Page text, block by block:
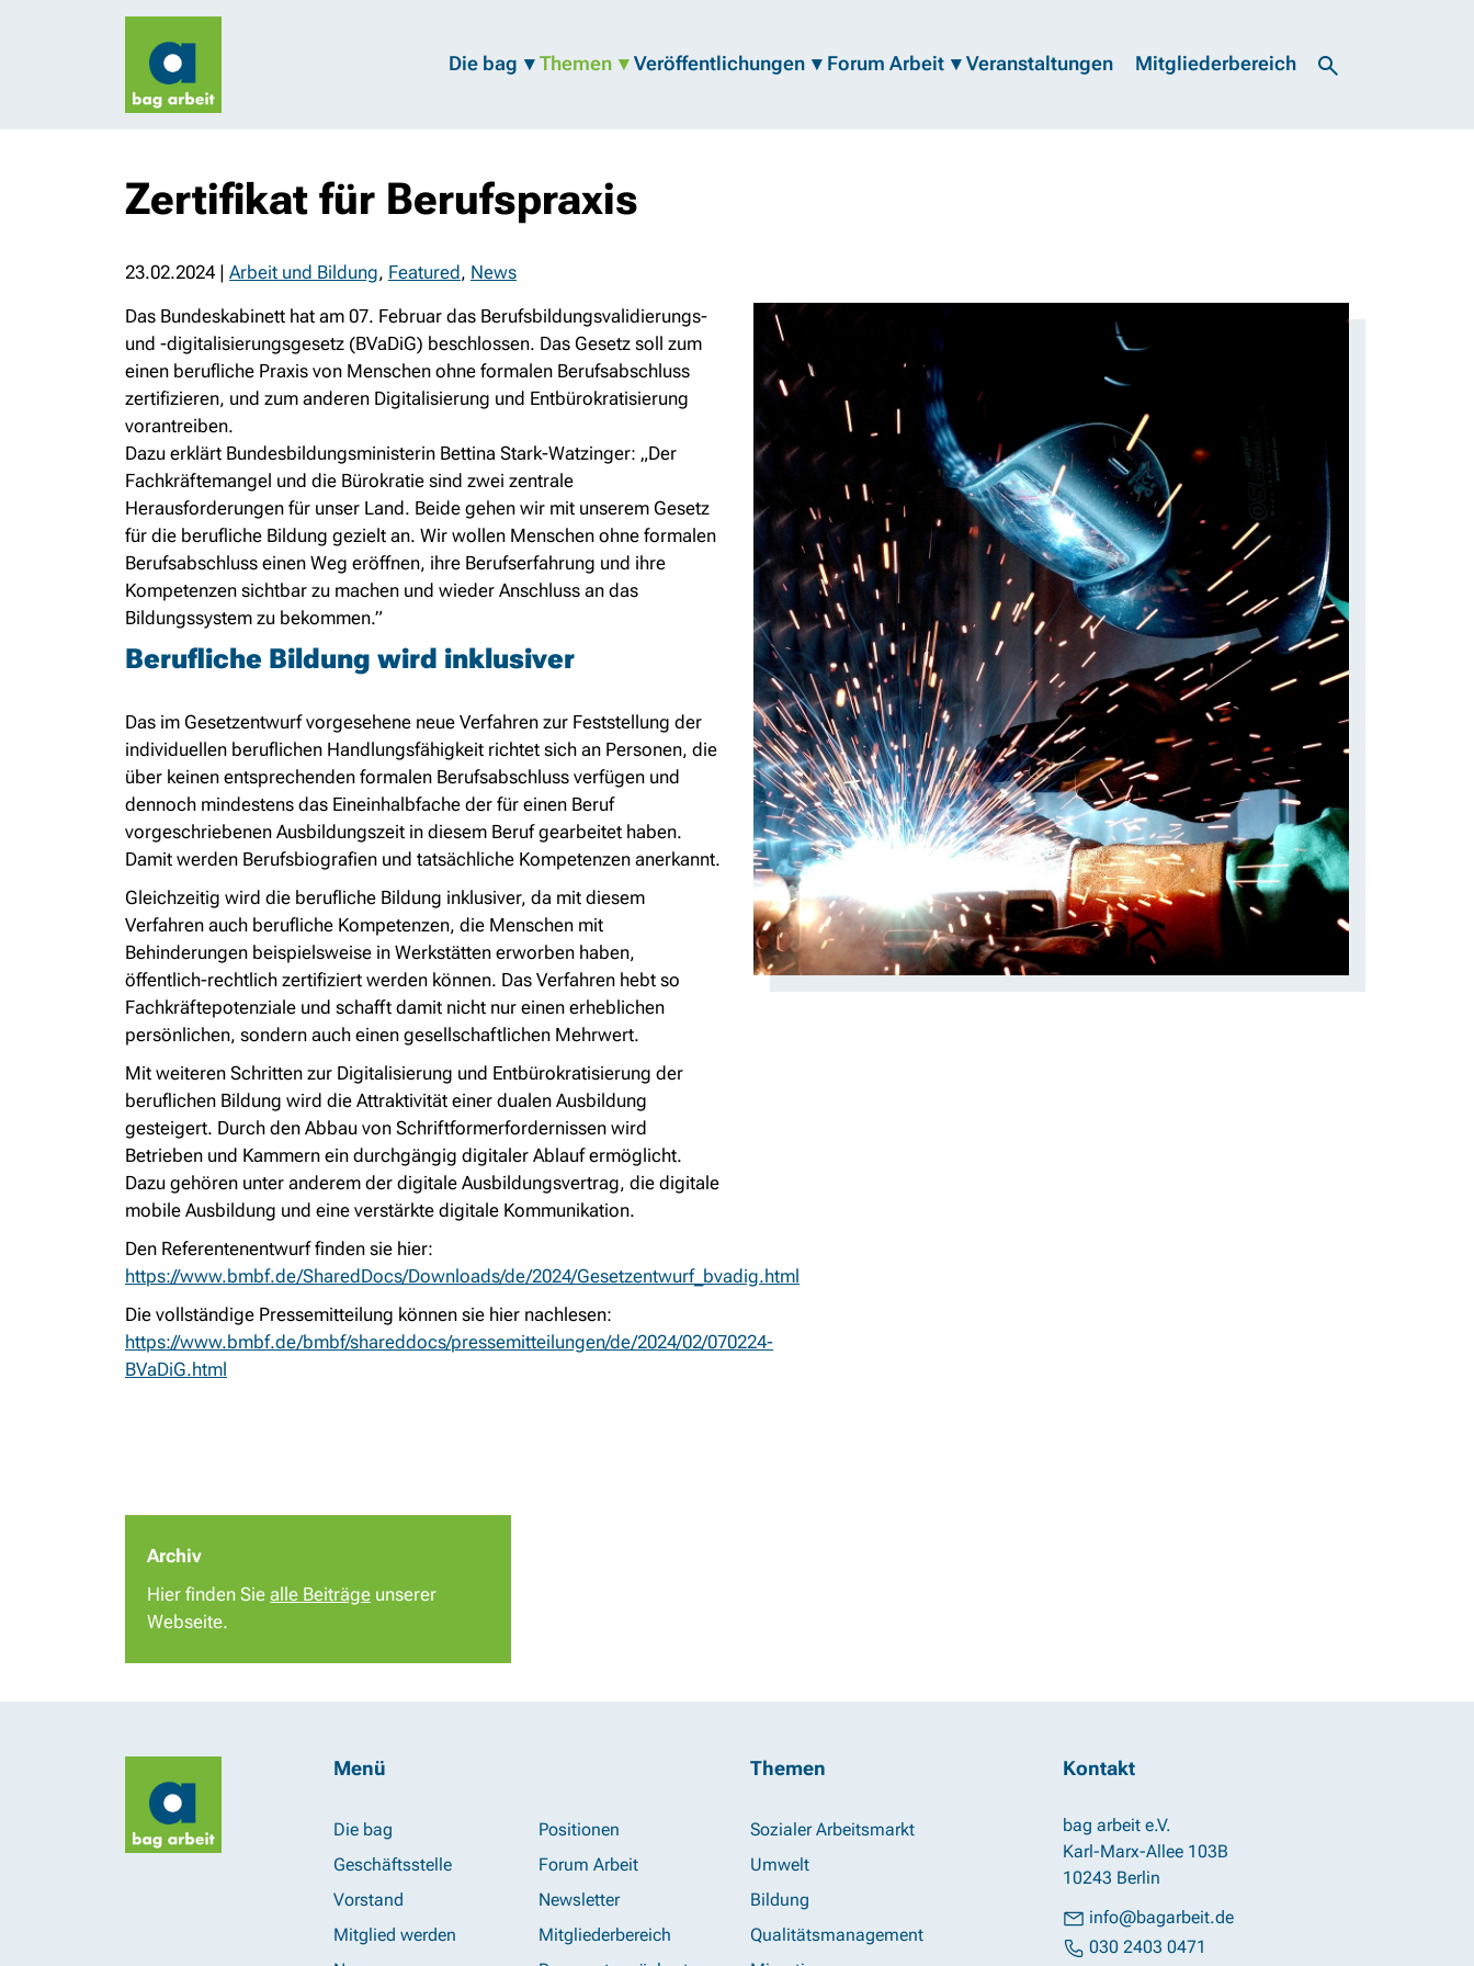
Die bag Themen Veröffentlichungen Forum Arbeit Veranstaltungen Mitgliederbereich
Zertifikat für Berufspraxis
23.02.2024 | Arbeit und Bildung, Featured, News
Das Bundeskabinett hat am 07. Februar das Berufsbildungsvalidierungs-
und -digitalisierungsgesetz (BVaDiG) beschlossen. Das Gesetz soll zum
einen berufliche Praxis von Menschen ohne formalen Berufsabschluss
zertifizieren, und zum anderen Digitalisierung und Entbürokratisierung
vorantreiben.
Dazu erklärt Bundesbildungsministerin Bettina Stark-Watzinger: „Der
Fachkräftemangel und die Bürokratie sind zwei zentrale
Herausforderungen für unser Land. Beide gehen wir mit unserem Gesetz
für die berufliche Bildung gezielt an. Wir wollen Menschen ohne formalen
Berufsabschluss einen Weg eröffnen, ihre Berufserfahrung und ihre
Kompetenzen sichtbar zu machen und wieder Anschluss an das
Bildungssystem zu bekommen.”
Berufliche Bildung wird inklusiver
Das im Gesetzentwurf vorgesehene neue Verfahren zur Feststellung der
individuellen beruflichen Handlungsfähigkeit richtet sich an Personen, die
über keinen entsprechenden formalen Berufsabschluss verfügen und
dennoch mindestens das Eineinhalbfache der für einen Beruf
vorgeschriebenen Ausbildungszeit in diesem Beruf gearbeitet haben.
Damit werden Berufsbiografien und tatsächliche Kompetenzen anerkannt.
Gleichzeitig wird die berufliche Bildung inklusiver, da mit diesem
Verfahren auch berufliche Kompetenzen, die Menschen mit
Behinderungen beispielsweise in Werkstätten erworben haben,
öffentlich-rechtlich zertifiziert werden können. Das Verfahren hebt so
Fachkräftepotenziale und schafft damit nicht nur einen erheblichen
persönlichen, sondern auch einen gesellschaftlichen Mehrwert.
Mit weiteren Schritten zur Digitalisierung und Entbürokratisierung der
beruflichen Bildung wird die Attraktivität einer dualen Ausbildung
gesteigert. Durch den Abbau von Schriftformerfordernissen wird
Betrieben und Kammern ein durchgängig digitaler Ablauf ermöglicht.
Dazu gehören unter anderem der digitale Ausbildungsvertrag, die digitale
mobile Ausbildung und eine verstärkte digitale Kommunikation.
Den Referentenentwurf finden sie hier:
https://www.bmbf.de/SharedDocs/Downloads/de/2024/Gesetzentwurf_bvadig.html
Die vollständige Pressemitteilung können sie hier nachlesen:
https://www.bmbf.de/bmbf/shareddocs/pressemitteilungen/de/2024/02/070224-
BVaDiG.html
Archiv
Hier finden Sie alle Beiträge unserer
Webseite.
Menü
Die bag
Geschäftsstelle
Vorstand
Mitglied werden
Positionen
Forum Arbeit
Newsletter
Mitgliederbereich
Themen
Sozialer Arbeitsmarkt
Umwelt
Bildung
Qualitätsmanagement
Kontakt
bag arbeit e.V.
Karl-Marx-Allee 103B
10243 Berlin
info@bagarbeit.de
030 2403 0471